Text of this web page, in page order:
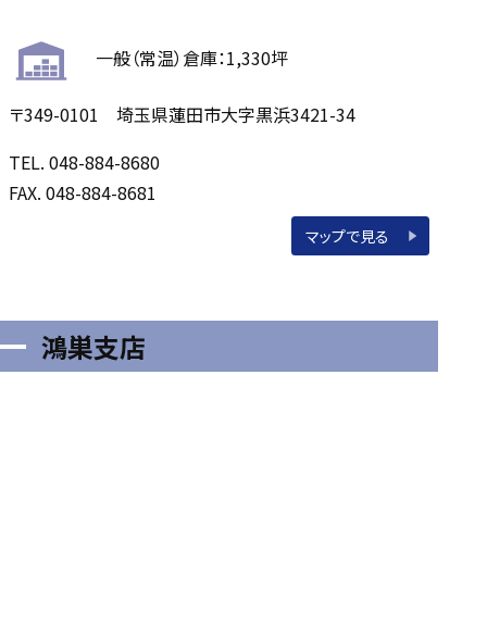
一般（常温）倉庫：1,330坪
〒349-0101 埼玉県蓮田市大字黒浜3421-34
TEL. 048-884-8680
FAX. 048-884-8681
マップで見る
鴻巣支店